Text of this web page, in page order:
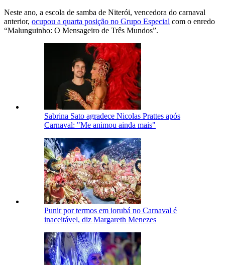
Neste ano, a escola de samba de Niterói, vencedora do carnaval
anterior, ocupou a quarta posição no Grupo Especial com o enredo
“Malunguinho: O Mensageiro de Três Mundos”.
Sabrina Sato agradece Nicolas Prattes após
Carnaval: "Me animou ainda mais"
Punir por termos em iorubá no Carnaval é
inaceitável, diz Margareth Menezes